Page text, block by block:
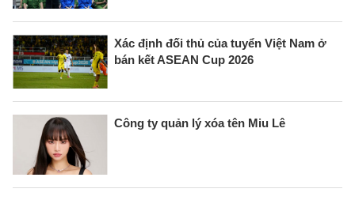
Xác định đối thủ của tuyển Việt Nam ở
bán kết ASEAN Cup 2026
Công ty quản lý xóa tên Miu Lê